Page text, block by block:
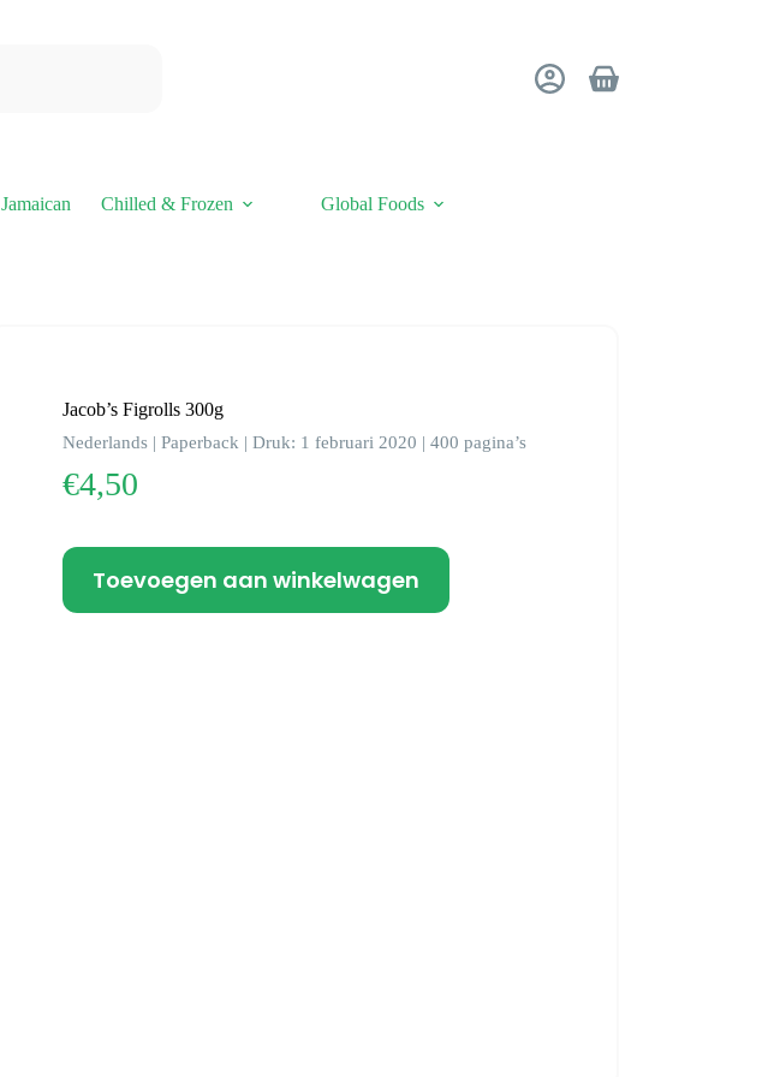
Winkelwagen
Jamaican Chilled & Frozen Global Foods
Jacob’s Figrolls 300g
Nederlands | Paperback | Druk: 1 februari 2020 | 400 pagina’s
€4,50
Toevoegen aan winkelwagen